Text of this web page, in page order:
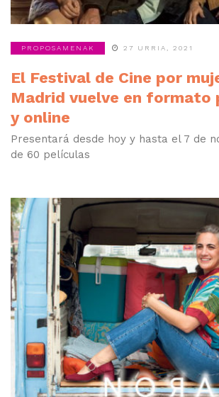
PROPOSAMENAK 27 URRIA, 2021
El Festival de Cine por
Madrid vuelve en formato
y online
Presentará desde hoy y hasta el 7 de
de 60 películas